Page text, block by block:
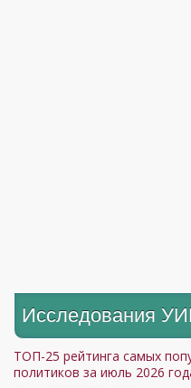
Исследования
ТОП-25 рейтинга самых
политиков за июль 2026